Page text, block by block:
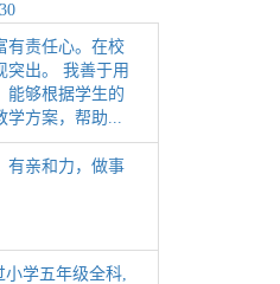
30
有责任心。在校
突出。 我善于用
能够根据学生的
学方案，帮助...
有亲和力，做事
学五年级全科,